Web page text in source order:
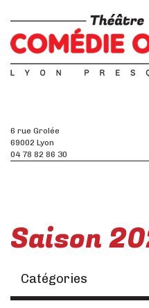
6 rue Grolée
69002 Lyon
04 78 82 86 30
Saison
Catégories